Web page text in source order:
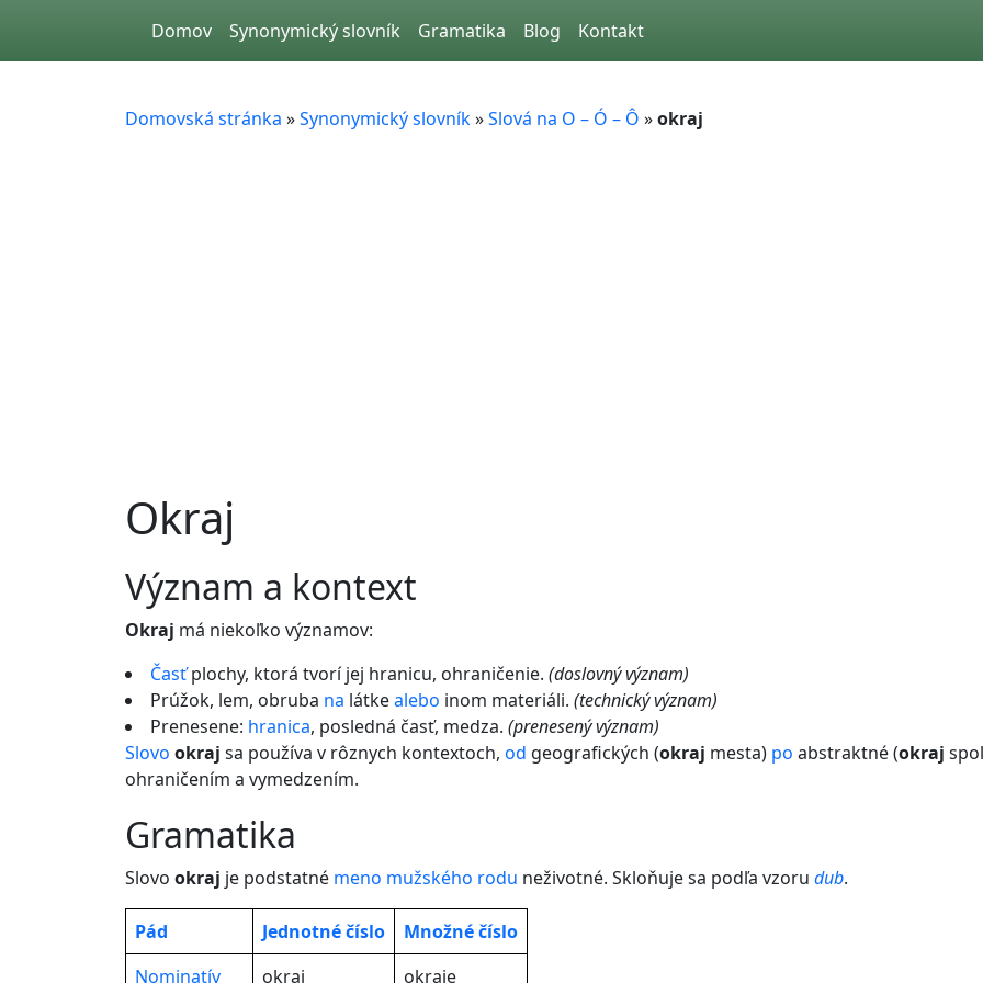
Domov Synonymický slovník Gramatika Blog Kontakt
Domovská stránka »Synonymický slovník»Slová na O – Ó – Ô »okraj
Okraj
význam a kontext
Okraj má niekoľko významov:
Časťplochy, ktorá tvorí jej hranicu, ohraničenie. (doslovný význam)
Prúžok, lem, obruba na látkealebo inom materiáli. (technický význam)
Prenesene: hranica, posledná časť, medza. (prenesený význam)
Slovo okraj sa používa v rôznych kontextoch, od geografických (okraj mesta) po abstraktné (okraj
ohraničením a vymedzením.
gramatika
Slovo okraj je podstatné meno mužského rodu neživotné. Skloňuje sa podľa vzoru dub.
Pád Jednotnéčíslo
Množné číslo
Nominatív
okraj okraje